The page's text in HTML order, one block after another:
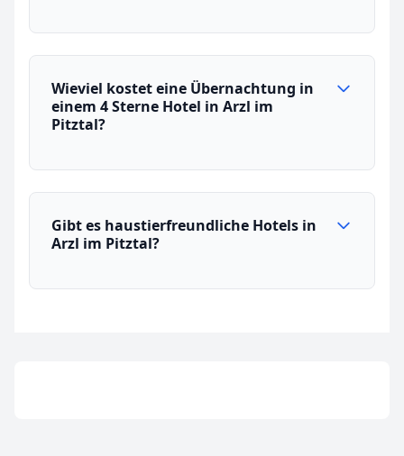
Wieviel kostet eine Übernachtung in
einem 4 Sterne Hotel in Arzl im
Pitztal?
Gibt es haustierfreundliche Hotels in
Arzl im Pitztal?